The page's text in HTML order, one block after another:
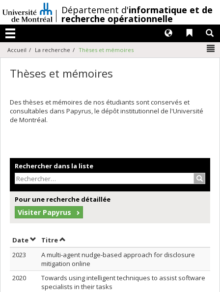
au
contenu
/Département d'informatique et de
recherche opérationnelle
Menu
Liens
Langues
Accueil La recherche Thèses et mémoires
Thèses et mémoires
Des thèses et mémoires de nos étudiants sont conservés et
consultables dans Papyrus, le dépôt institutionnel de l'Université
de Montréal.
Rechercher dans la liste
Pour une recherche détaillée
Visiter Papyrus
DateTrier par date en ordre croissant
TitreTrier par titre en ordre croissant
2023
A multi-agent nudge-based approach for disclosure
mitigation online
2020
Towards using intelligent techniques to assist software
specialists in their tasks